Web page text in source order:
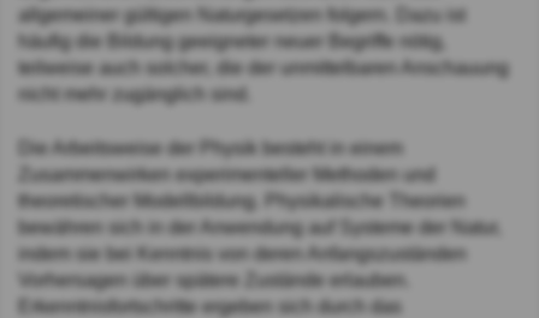
allgemeiner gültigen Naturgesetzen folgern. Dazu ist
häufig die Bildung geeigneter neuer Begriffe nötig,
teilweise auch solcher, die der unmittelbaren Anschauung
nicht mehr zugänglich sind.
Die Arbeitsweise der Physik besteht in einem
Zusammenwirken experimenteller Methoden und
theoretischer Modellbildung. Physikalische Theorien
bewähren sich in der Anwendung auf Systeme der Natur,
indem sie bei Kenntnis von deren Anfangszuständen
Vorhersagen über spätere Zustände erlauben.
Erkenntnisfortschritte ergeben sich durch das